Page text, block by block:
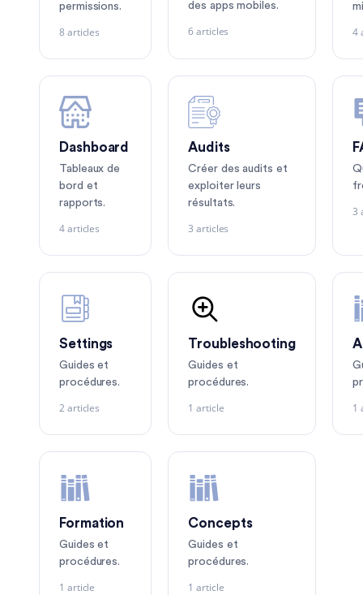
permissions.
8 articles
des apps mobiles.
6 articles 4
Dashboard
Tableaux de
bord et
rapports.
4 articles
Audits
Créer des audits et
exploiter leurs
résultats.
3 articles
3
Settings
Guides et
procédures.
2 articles
Troubleshooting
Guides et
procédures.
1 article 1
Formation
Guides et
procédures.
1 article
Concepts
Guides et
procédures.
1 article